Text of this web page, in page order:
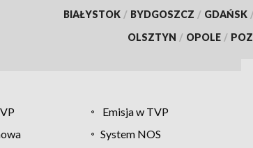
BIAŁYSTOK / BYDGOSZCZ / GDAŃSK
OLSZTYN / OPOLE /
Emisja w TVP
System NOS